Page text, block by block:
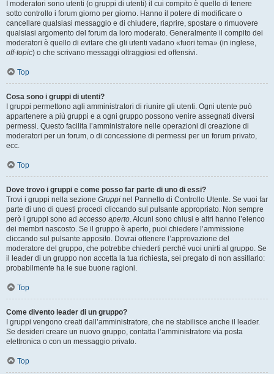
I moderatori sono utenti (o gruppi di utenti) il cui compito è quello di tenere
sotto controllo i forum giorno per giorno. Hanno il potere di modificare o
cancellare qualsiasi messaggio e di chiudere, riaprire, spostare o rimuovere
qualsiasi argomento del forum da loro moderato. Generalmente il compito dei
moderatori è quello di evitare che gli utenti vadano «fuori tema» (in inglese,
off-topic) o che scrivano messaggi oltraggiosi ed offensivi.
Top
Cosa sono i gruppi di utenti?
I gruppi permettono agli amministratori di riunire gli utenti. Ogni utente può
appartenere a più gruppi e a ogni gruppo possono venire assegnati diversi
permessi. Questo facilita l’amministratore nelle operazioni di creazione di
moderatori per un forum, o di concessione di permessi per un forum privato,
ecc.
Top
Dove trovo i gruppi e come posso far parte di uno di essi?
Trovi i gruppi nella sezione Gruppi nel Pannello di Controllo Utente. Se vuoi far
parte di uno di questi procedi cliccando sul pulsante appropriato. Non sempre
però i gruppi sono ad accesso aperto. Alcuni sono chiusi e altri hanno l’elenco
dei membri nascosto. Se il gruppo è aperto, puoi chiedere l’ammissione
cliccando sul pulsante apposito. Dovrai ottenere l’approvazione del
moderatore del gruppo, che potrebbe chiederti perché vuoi unirti al gruppo. Se
il leader di un gruppo non accetta la tua richiesta, sei pregato di non assillarlo:
probabilmente ha le sue buone ragioni.
Top
Come divento leader di un gruppo?
I gruppi vengono creati dall’amministratore, che ne stabilisce anche il leader.
Se desideri creare un nuovo gruppo, contatta l’amministratore via posta
elettronica o con un messaggio privato.
Top